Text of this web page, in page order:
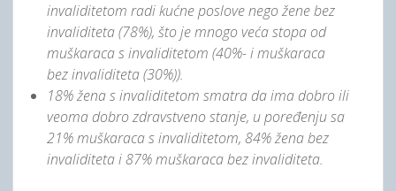
invaliditetom radi kućne poslove nego žene bez
invaliditeta (78%), što je mnogo veća stopa od
muškaraca s invaliditetom (40%- i muškaraca
bez invaliditeta (30%)).
18% žena s invaliditetom smatra da ima dobro ili
veoma dobro zdravstveno stanje, u poređenju sa
21% muškaraca s invaliditetom, 84% žena bez
invaliditeta i 87% muškaraca bez invaliditeta.